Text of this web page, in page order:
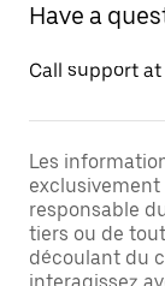
Have a
Call support at
Les
exclusivement
responsable
tiers ou de
découlant du